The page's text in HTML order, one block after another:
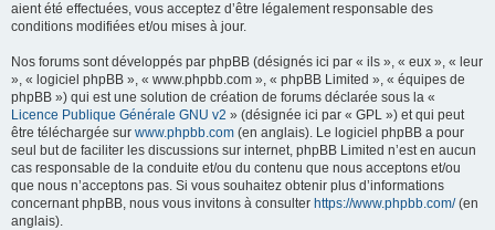
aient été effectuées, vous acceptez d’être légalement responsable des
conditions modifiées et/ou mises à jour.
Nos forums sont développés par phpBB (désignés ici par « ils », « eux », « leur
», « logiciel phpBB », « www.phpbb.com », « phpBB Limited », « équipes de
phpBB ») qui est une solution de création de forums déclarée sous la «
Licence Publique Générale GNU v2 » (désignée ici par « GPL ») et qui peut
être téléchargée sur www.phpbb.com (en anglais). Le logiciel phpBB a pour
seul but de faciliter les discussions sur internet, phpBB Limited n’est en aucun
cas responsable de la conduite et/ou du contenu que nous acceptons et/ou
que nous n’acceptons pas. Si vous souhaitez obtenir plus d’informations
concernant phpBB, nous vous invitons à consulter https://www.phpbb.com/(en
anglais).